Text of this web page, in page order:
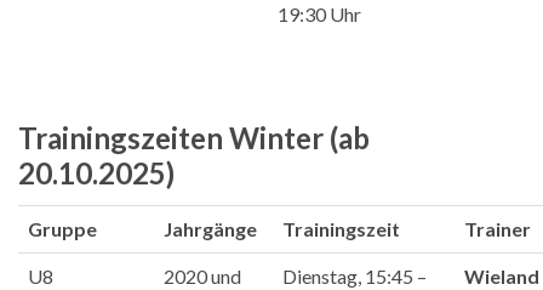
19:30 Uhr
Trainingszeiten Winter (ab
20.10.2025)
Gruppe Jahrgänge Trainingszeit Trainer
U8
2020 und
Dienstag, 15:45 –
Wieland